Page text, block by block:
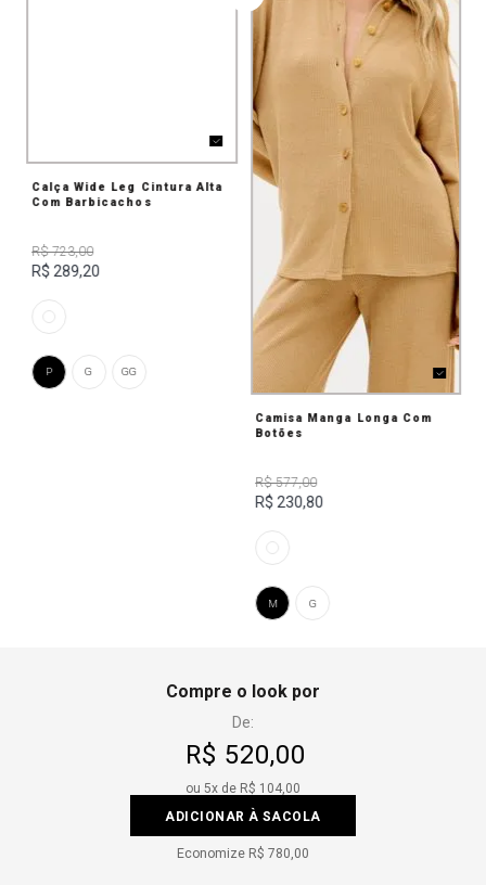
Calça Wide Leg Cintura Alta
Com Barbicachos
R$ 723,00
R$ 289,20
G GG
P
Camisa Manga Longa Com
Botões
R$ 577,00
R$ 230,80
G
M
Compre o look por
De:
R$ 520,00
ou 5x de R$ 104,00
ADICIONAR À SACOLA
Economize R$ 780,00